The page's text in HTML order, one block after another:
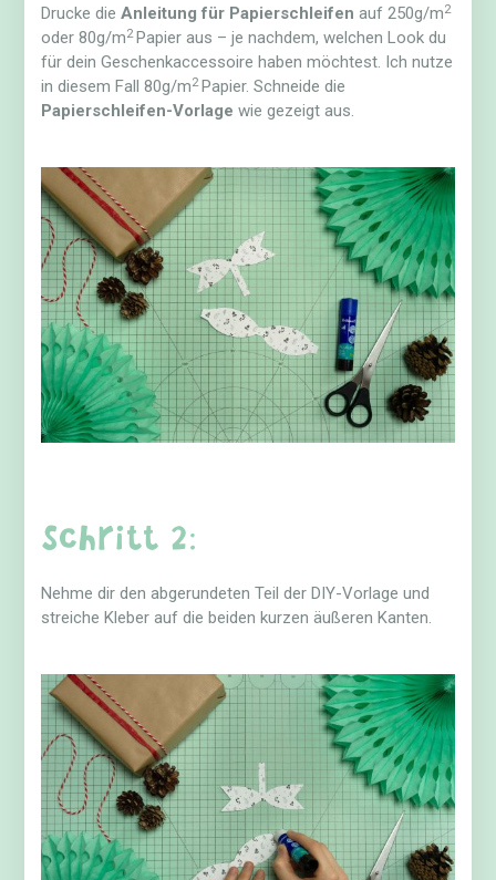
Drucke dieAnleitung für Papierschleifen auf 250g/m2
oder 80g/m2Papier aus – je nachdem, welchen Look du
für dein Geschenkaccessoire haben möchtest. Ich nutze
in diesem Fall 80g/m2Papier. Schneide die
Papierschleifen-Vorlage wie gezeigt aus.
Schritt 2:
Nehme dir den abgerundeten Teil der DIY-Vorlage und
streiche Kleber auf die beiden kurzen äußeren Kanten.